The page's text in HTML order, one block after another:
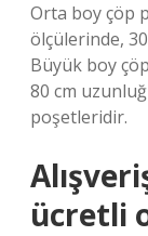
Orta boy çöp
ölçülerinde,
Büyük boy
80 cm
poşetleridir.
ücretli